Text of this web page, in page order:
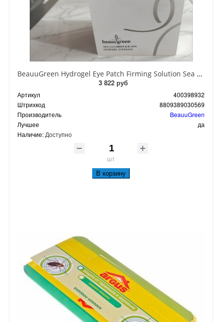
BeauuGreen Hydrogel Eye Patch Firming Solution Sea Cocumber & Black Гидрогелевые патчи для кожи вокруг глаз с экстрактом черного морского огурца 60 шт 90 гр
3 822 руб
Артикул
400398932
Штрихкод
8809389030569
Производитель
BeauuGreen
Лучшее
да
Наличие: Доступно
шт
В корзину